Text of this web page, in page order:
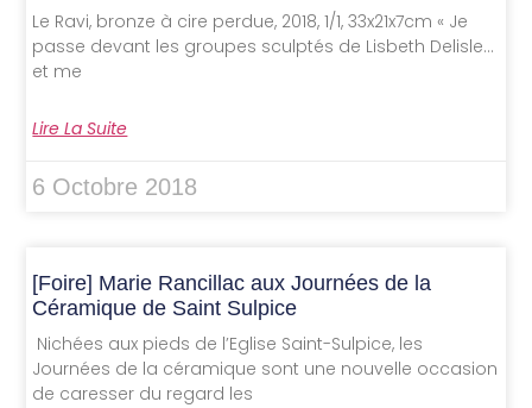
Le Ravi, bronze à cire perdue, 2018, 1/1, 33x21x7cm « Je
passe devant les groupes sculptés de Lisbeth Delisle…
et me
Lire La Suite
6 Octobre 2018
[Foire] Marie Rancillac aux Journées de la
Céramique de Saint Sulpice
Nichées aux pieds de l’Eglise Saint-Sulpice, les
Journées de la céramique sont une nouvelle occasion
de caresser du regard les